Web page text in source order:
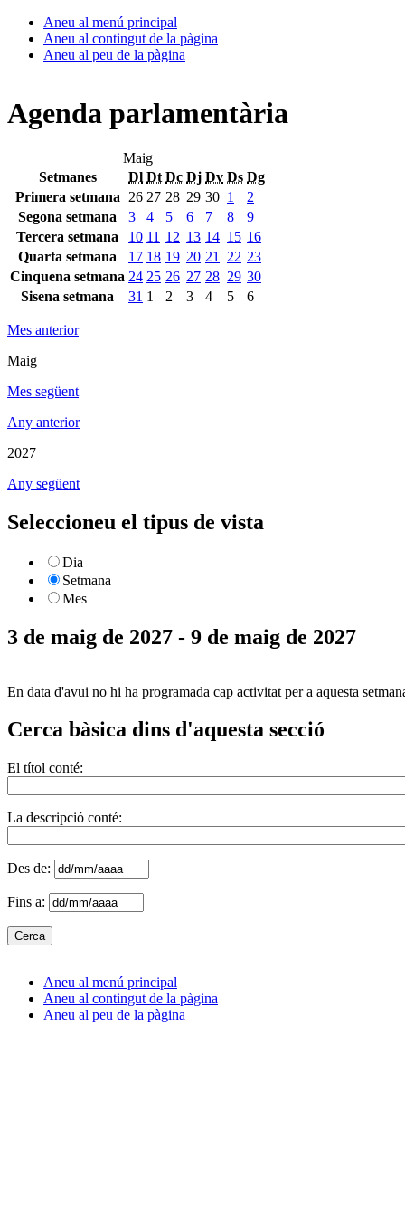
Aneu al menú principal
Aneu al contingut de la pàgina
Aneu al peu de la pàgina
Agenda parlamentària
Maig
Setmanes
Dl Dt Dc Dj Dv Ds Dg
Primera setmana
26 27 28 29 30 1
2
Segona setmana
3 4 5 6 7 8
9
Tercera setmana
10 11 12 13 14 15 16
Quarta setmana
17 18 19 20 21 22 23
Cinquena setmana 24 25 26 27 28 29 30
Sisena setmana
31 1 2 3 4 5 6
Mes anterior
Maig
Mes següent
Any anterior
2027
Any següent
Seleccioneu el tipus de vista
Dia
Setmana
Mes
3 de maig de 2027 - 9 de maig de 2027
En data d'avui no hi ha programada cap activitat per a aquesta
Cerca bàsica dins d'aquesta secció
El títol conté:
La descripció conté:
Des de:
Fins a:
Aneu al menú principal
Aneu al contingut de la pàgina
Aneu al peu de la pàgina